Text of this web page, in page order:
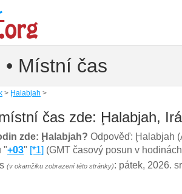
Místní čas
> Ḩalabjah >
čas zde: Ḩalabjah,
zde: Ḩalabjah? Odpověď: Ḩalabjah
"+03" [*1] (GMT časový posun v
(v okamžiku zobrazení této stránky): pátek, 2026.